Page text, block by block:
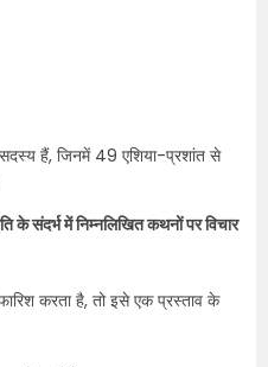
हैं, जिनमें 49 एशिया-प्रशांत से
संदर्भ में निम्नलिखित कथनों पर विचार
करता है, तो इसे एक प्रस्ताव के